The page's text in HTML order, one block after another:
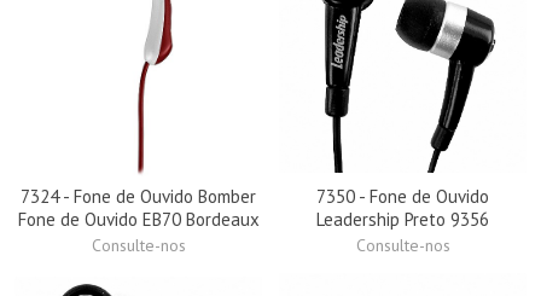
7324 - Fone de Ouvido Bomber
Fone de Ouvido EB70 Bordeaux
Consulte-nos
7350 - Fone de Ouvido
Leadership Preto 9356
Consulte-nos